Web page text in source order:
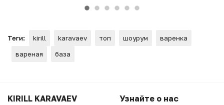
Теги: kirill karavaev топ шоурум
варенка
вареная
база
KIRILL KARAVAEV Узнайте о нас